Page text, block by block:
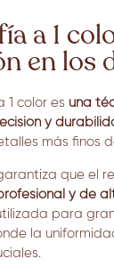
a 1
en los
1 color es una
y
más finos
que el
y de
para
la